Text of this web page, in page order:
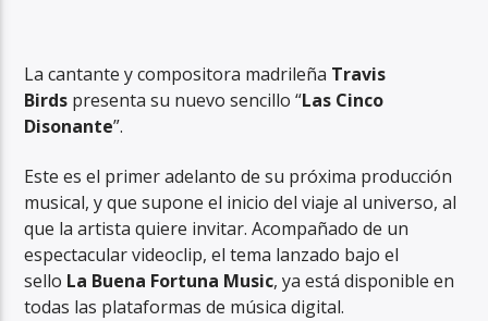
RadioAlternativo Live
La cantante y compositora madrileña Travis
Birds presenta su nuevo sencillo “Las Cinco
Disonante”.
Este es el primer adelanto de su próxima producción
musical, y que supone el inicio del viaje al universo, al
que la artista quiere invitar. Acompañado de un
espectacular videoclip, el tema lanzado bajo el
sello La Buena Fortuna Music, ya está disponible en
todas las plataformas de música digital.